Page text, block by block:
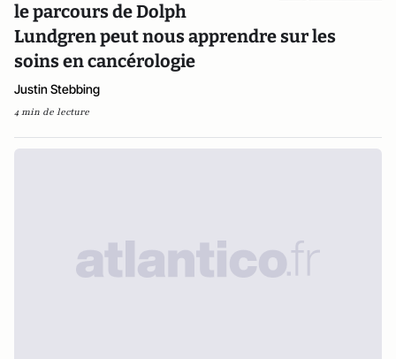
le parcours de Dolph
Lundgren peut nous apprendre sur les
soins en cancérologie
Justin Stebbing
4 min de lecture